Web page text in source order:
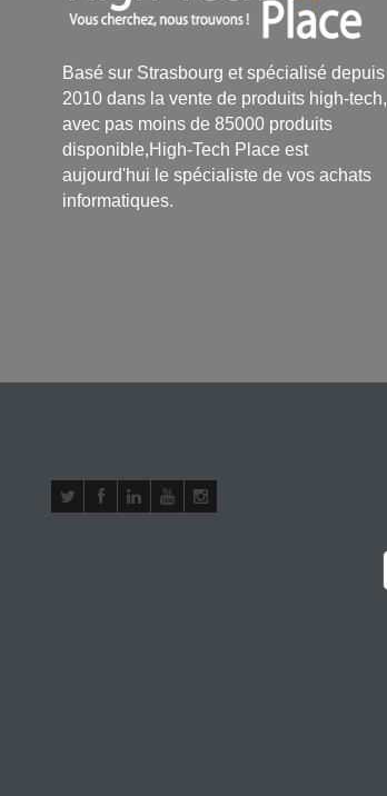
Basé sur Strasbourg et spécialisé depuis
2010 dans la vente de produits high-tech,
avec pas moins de 85000 produits
disponible,High-Tech Place est
aujourd'hui le spécialiste de vos achats
informatiques.